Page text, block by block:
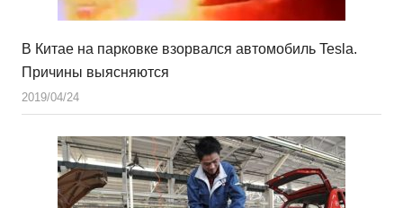
В Китае на парковке взорвался автомобиль Tesla.
Причины выясняются
2019/04/24